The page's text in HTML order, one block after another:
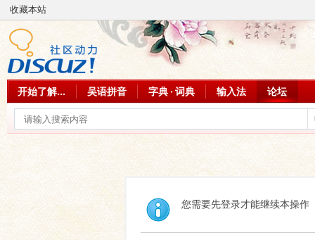
收藏本站
开始了解... 吴语拼音 字典 · 词典 输入法 论坛
您需要先登录才能继续本操作